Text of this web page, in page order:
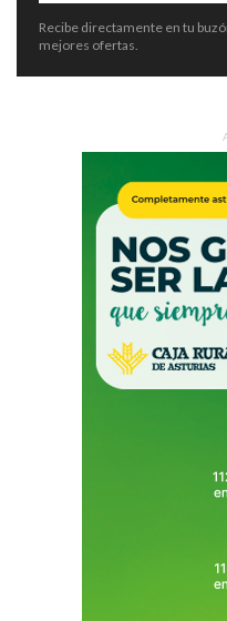
Recibe directamente en tu
mejores ofertas.